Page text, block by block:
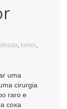
tumor
uma
cirurgia
raro e
coxa